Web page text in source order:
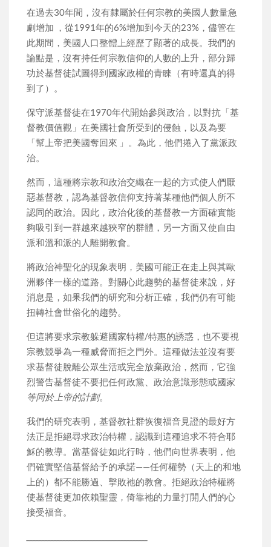
在過去30年間，沒有隸屬於任何宗教的美國人數量急
劇增加 ，從1991年的6%增加到今天的23%，儘管在
此期間，美國人口整體上經歷了顯著的成長。我們的
論點是，沒有持任何宗教信仰的人數的上升，部分歸
功於基督徒試圖得到國家政權的青睞（有時還真的得
到了）。
保守派基督徒在1970年代開始參與政治，以對抗「基
督教價值觀」在美國社會所受到的侵蝕，以及為要
「幫上帝把美國奪回來 」。為此，他們捲入了黨派政
治。
然而，這種將宗教和政治交織在一起的方式使人們厭
惡基督教，認為基督教信仰支持著某種他們個人所不
認同的政治。因此，政治化後的基督教一方面確實能
夠吸引到一群越來越狹窄的群體，另一方面又使自由
派和溫和派的人離開教會。
將政治神聖化的現象表明，美國可能正在走上與其歐
洲夥伴一樣的道路。對關心此趨勢的基督徒來說，好
消息是，如果我們的研究和分析正確，我們仍有可能
扭轉社會世俗化的趨勢。
但這將要求宗教躲避國家特權/特惠的誘惑，也不要視
宗教競爭為一種威脅而拒之門外。這種做法並沒有要
求基督徒脫離公眾生活或完全放棄政治，然而，它強
烈警告基督徒不要把任何政黨、政治意識形態或國家
等同於上帝的計劃。
我們的研究表明，基督教社群恢復福音見證的最好方
法正是拒絕尋求政治特權，認識到這種追求不符合耶
穌的教導。當基督徒如此行時，他們向世界表明，他
們確實堅信基督給予的承諾——任何權勢（天上的和地
上的）都不能勝過、擊敗祂的教會。拒絕政治特權將
使基督徒更加依賴聖靈，倚靠祂的力量打開人們的心
接受福音。